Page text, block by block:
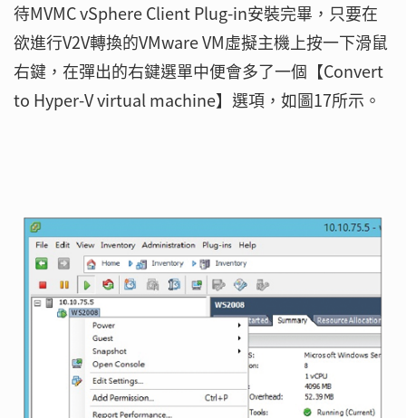
待MVMC vSphere Client Plug-in安裝完畢，只要在
欲進行V2V轉換的VMware VM虛擬主機上按一下滑鼠
右鍵，在彈出的右鍵選單中便會多了一個【Convert
to Hyper-V virtual machine】選項，如圖17所示。